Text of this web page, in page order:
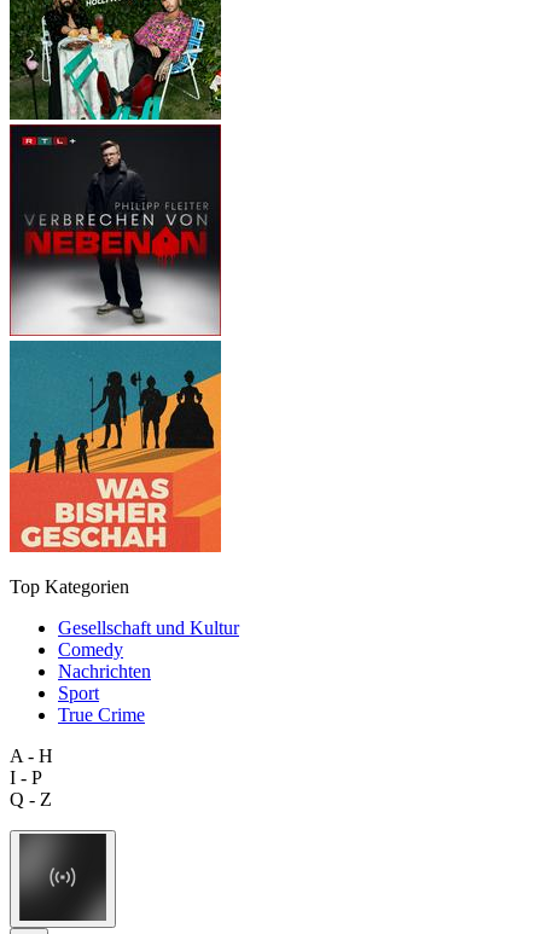
Top Kategorien
Gesellschaft und Kultur
Comedy
Nachrichten
Sport
True Crime
A - H
I - P
Q - Z